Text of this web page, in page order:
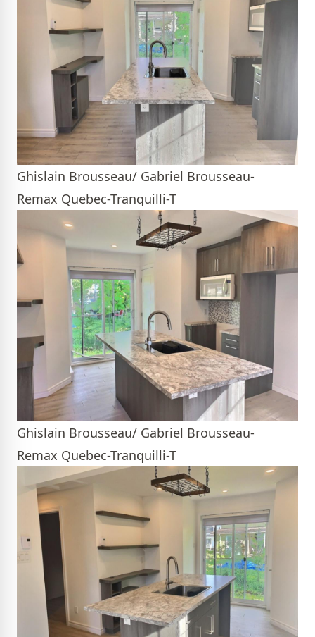
Ghislain Brousseau/ Gabriel Brousseau-
Remax Quebec-Tranquilli-T
Ghislain Brousseau/ Gabriel Brousseau-
Remax Quebec-Tranquilli-T